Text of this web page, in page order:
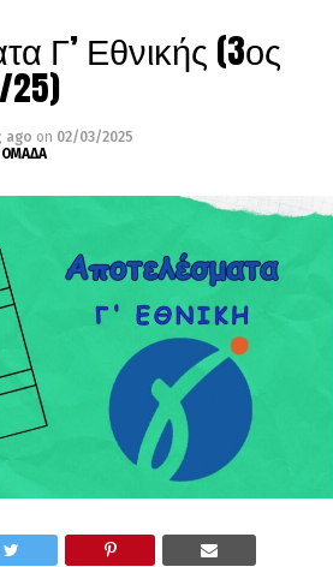
Γ’ Εθνικής (3ος
25)
ago on 02/03/2025